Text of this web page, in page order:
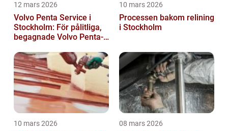
12 mars 2026
Volvo Penta Service i
Stockholm: För pålitliga,
begagnade Volvo Penta-
10 mars 2026
Processen bakom relining
i Stockholm
10 mars 2026 08 mars 2026